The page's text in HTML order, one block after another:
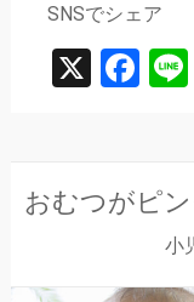
SNSでシェア
X
おむつがピ
小